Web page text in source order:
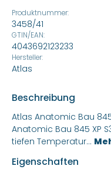
Produktnummer:
3458/41
GTIN/EAN:
4043692123233
Hersteller:
Atlas
Beschreibung
Atlas Anatomic Bau 845
Anatomic Bau 845 XP
tiefen Temperatur…
Eigenschaften